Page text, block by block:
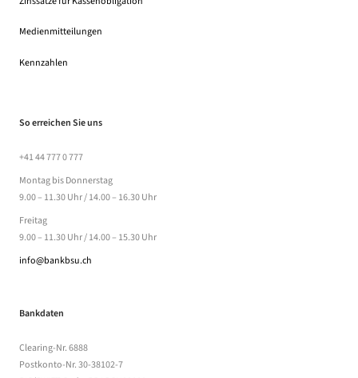
Medienmitteilungen
Kennzahlen
So erreichen Sie uns
+41 44 777 0 777
Montag bis Donnerstag
9.00 – 11.30 Uhr / 14.00 – 16.30 Uhr
Freitag
9.00 – 11.30 Uhr / 14.00 – 15.30 Uhr
info@bankbsu.ch
Bankdaten
Clearing-Nr. 6888
Postkonto-Nr. 30-38102-7